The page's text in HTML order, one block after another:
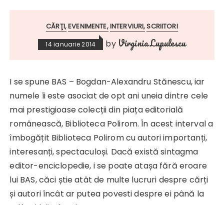
CĂRŢI EVENIMENTE INTERVIURI SCRIITORI
14 ianuarie 2014 by Virginia Lupulescu
I se spune BAS – Bogdan-Alexandru Stănescu, iar
numele îi este asociat de opt ani uneia dintre cele
mai prestigioase colecții din piața editorială
românească, Biblioteca Polirom. În acest interval a
îmbogățit Biblioteca Polirom cu autori importanți,
interesanți, spectaculoși. Dacă există sintagma
editor-enciclopedie, i se poate atașa fără eroare
lui BAS, căci știe atât de multe lucruri despre cărți
și autori încât ar putea povesti despre ei până la